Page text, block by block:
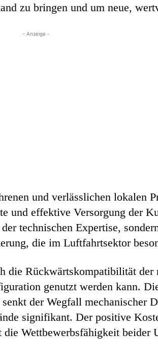
zu bringen und um neue,
- Anzeige -
und verlässlichen lokalen
und effektive Versorgung der
technischen Expertise,
die im Luftfahrtsektor
Rückwärtskompatibilität der
genutzt werden kann.
der Wegfall mechanischer
signifikant. Der positive
Wettbewerbsfähigkeit beider